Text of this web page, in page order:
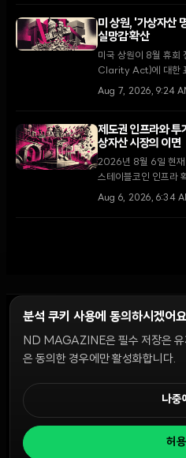
미 상원, '가상자산
실망감 확산
미국 상원이 8월 휴
Clarity Act)에 대한
다수당 원내대표는 9
Aug 7, 2026, 9:24
제도권 인프라와
상자산 시장의 이면
2026년 8월 6일 현재
스테이블코인 인프라
매 투자자들의 밈코인
Aug 6, 2026, 6:34
윤리 원칙 Discord 봇캠페인 가이드커뮤
쿠키 설
공시 및 정책:
분석 쿠키 사용에 동의하시겠어
ND MAGAZINE은 필수 저장은 유
은 동의한 경우에만 활성화합니다.
나중
허용